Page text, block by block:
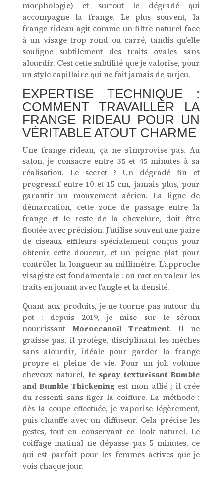
morphologie) et surtout le dégradé qui
accompagne la frange. Le plus souvent, la
frange rideau agit comme un filtre naturel face
à un visage trop rond ou carré, tandis qu’elle
souligne subtilement des traits ovales sans
alourdir. C’est cette subtilité que je valorise, pour
un style capillaire qui ne fait jamais de surjeu.
EXPERTISE TECHNIQUE :
COMMENT TRAVAILLER LA
FRANGE RIDEAU POUR UN
VÉRITABLE ATOUT CHARME
Une frange rideau, ça ne s’improvise pas. Au
salon, je consacre entre 35 et 45 minutes à sa
réalisation. Le secret ? Un dégradé fin et
progressif entre 10 et 15 cm, jamais plus, pour
garantir un mouvement aérien. La ligne de
démarcation, cette zone de passage entre la
frange et le reste de la chevelure, doit être
floutée avec précision. J’utilise souvent une paire
de ciseaux effileurs spécialement conçus pour
obtenir cette douceur, et un peigne plat pour
contrôler la longueur au millimètre. L’approche
visagiste est fondamentale : on met en valeur les
traits en jouant avec l’angle et la densité.
Quant aux produits, je ne tourne pas autour du
pot : depuis 2019, je mise sur le sérum
nourrissant Moroccanoil Treatment. Il ne
graisse pas, il protège, disciplinant les mèches
sans alourdir, idéale pour garder la frange
propre et pleine de vie. Pour un joli volume
cheveux naturel, le spray texturisant Bumble
and Bumble Thickeningest mon allié ; il crée
du ressenti sans figer la coiffure. La méthode :
dès la coupe effectuée, je vaporise légèrement,
puis chauffe avec un diffuseur. Cela précise les
gestes, tout en conservant ce look naturel. Le
coiffage matinal ne dépasse pas 5 minutes, ce
qui est parfait pour les femmes actives que je
vois chaque jour.